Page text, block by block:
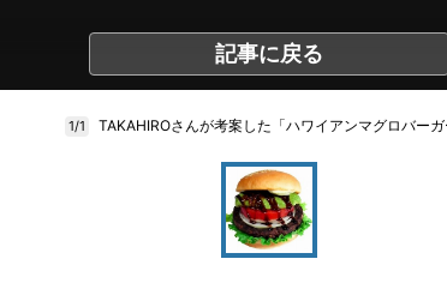
記事に戻る
1/1 TAKAHIROさんが考案した「ハワイアンマグロバーガ